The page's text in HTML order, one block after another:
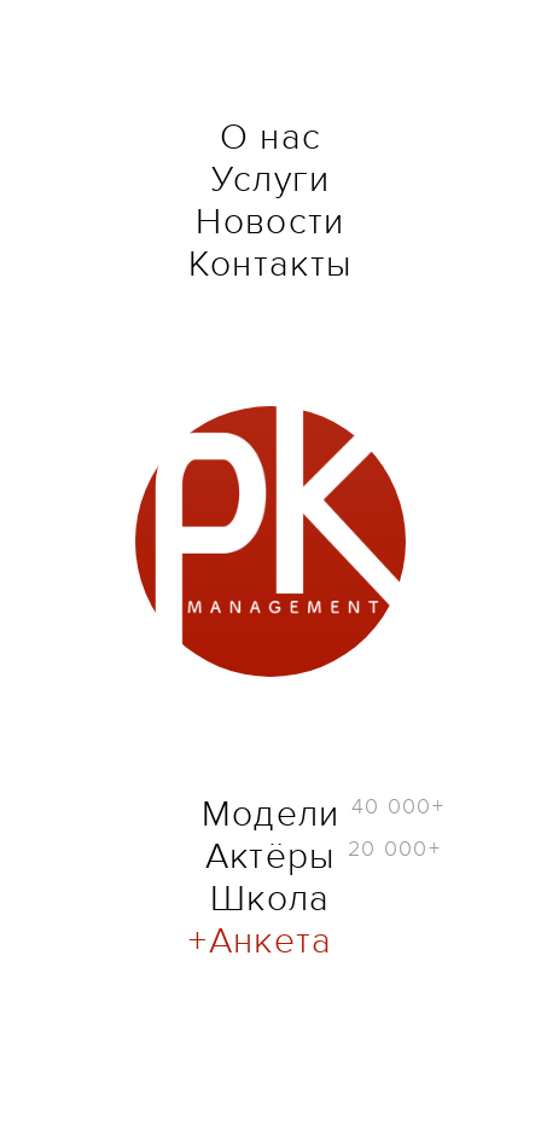
О нас
Услуги
Новости
Контакты
Модели 40 000+
Актёры 20 000+
Школа
Анкета